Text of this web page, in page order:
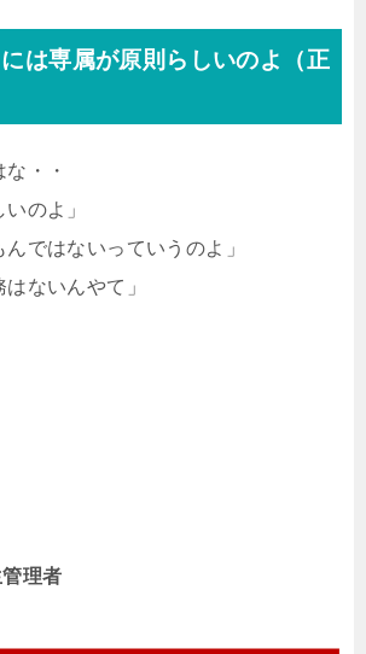
は専属が原則らしいのよ（正
・・
のよ」
んではないっていうのよ」
はないんやて」
管理者